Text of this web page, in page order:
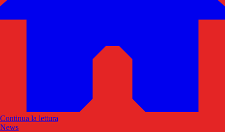
Continua la lettura
News